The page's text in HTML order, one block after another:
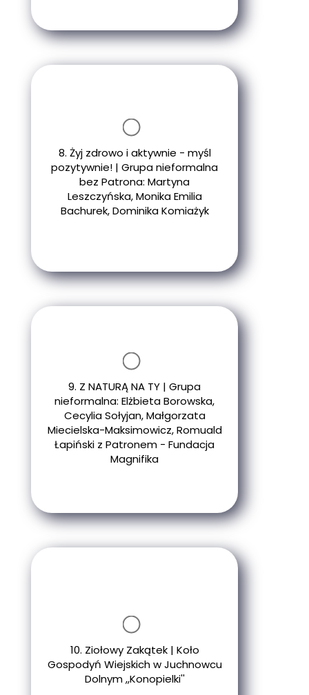
8. Żyj zdrowo i aktywnie - myśl
pozytywnie! | Grupa nieformalna
bez Patrona: Martyna
Leszczyńska, Monika Emilia
Bachurek, Dominika Komiażyk
9. Z NATURĄ NA TY | Grupa
nieformalna: Elżbieta Borowska,
Cecylia Sołyjan, Małgorzata
Miecielska-Maksimowicz, Romuald
Łapiński z Patronem - Fundacja
Magnifika
10. Ziołowy Zakątek | Koło
Gospodyń Wiejskich w Juchnowcu
Dolnym ,,Konopielki''